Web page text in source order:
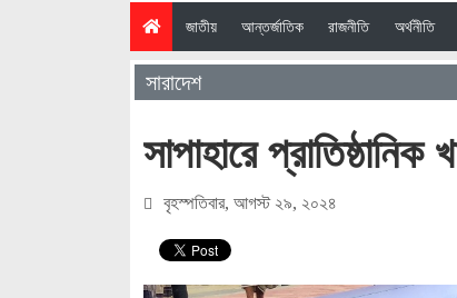
(current)
জাতীয় আন্তর্জাতিক রাজনীতি অর্থনীতি
সারাদেশ
সাপাহারে
বৃহস্পতিবার, আগস্ট ২৯, ২০২৪